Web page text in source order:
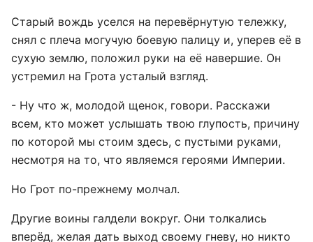
Старый вождь уселся на перевёрнутую тележку,
снял с плеча могучую боевую палицу и, уперев её в
сухую землю, положил руки на её навершие. Он
устремил на Грота усталый взгляд.
- Ну что ж, молодой щенок, говори. Расскажи
всем, кто может услышать твою глупость, причину
по которой мы стоим здесь, с пустыми руками,
несмотря на то, что являемся героями Империи.
Но Грот по-прежнему молчал.
Другие воины галдели вокруг. Они толкались
вперёд, желая дать выход своему гневу, но никто